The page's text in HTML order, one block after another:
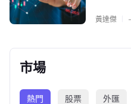
黃達傑
市場
熱門 股票 外匯